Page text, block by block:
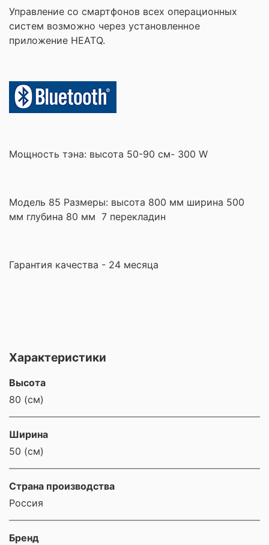
Управление со смартфонов всех операционных
систем возможно через установленное
приложение HEATQ.
Мощность тэна: высота 50-90 см- 300 W
Модель 85 Размеры: высота 800 мм ширина 500
мм глубина 80 мм 7 перекладин
Гарантия качества - 24 месяца
Характеристики
Высота
80 (см)
Ширина
50 (см)
Страна производства
Россия
Бренд